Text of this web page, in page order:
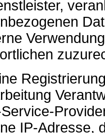
IP-Adresse,